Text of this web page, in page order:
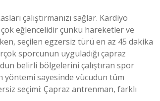
çalıştırmanızı sağlar. Kardiyo
çok eğlencelidir çünkü hareketler ve
seçilen egzersiz türü en az 45 dakika
sporcunun uyguladığı çapraz
belirli bölgelerini çalıştıran spor
sayesinde vücudun tüm
seçimi: Çapraz antrenman, farklı